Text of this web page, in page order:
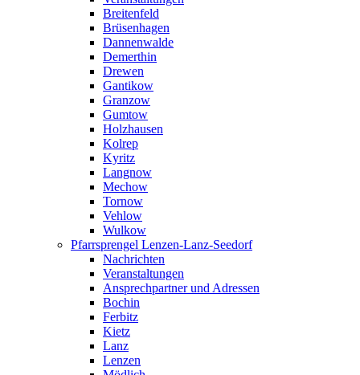
Breitenfeld
Brüsenhagen
Dannenwalde
Demerthin
Drewen
Gantikow
Granzow
Gumtow
Holzhausen
Kolrep
Kyritz
Langnow
Mechow
Tornow
Vehlow
Wulkow
Pfarrsprengel Lenzen-Lanz-Seedorf
Nachrichten
Veranstaltungen
Ansprechpartner und Adressen
Bochin
Ferbitz
Kietz
Lanz
Lenzen